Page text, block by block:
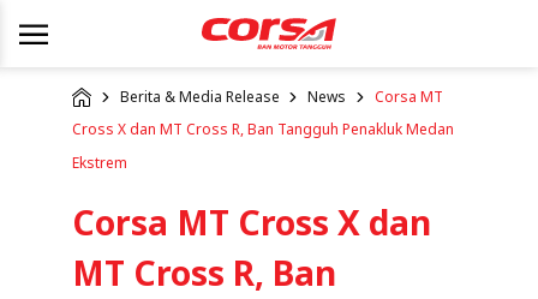
Berita & Media Release News
Corsa MT
Cross X dan MT Cross R, Ban Tangguh Penakluk Medan
Ekstrem
Corsa MT Cross X dan
MT Cross R, Ban